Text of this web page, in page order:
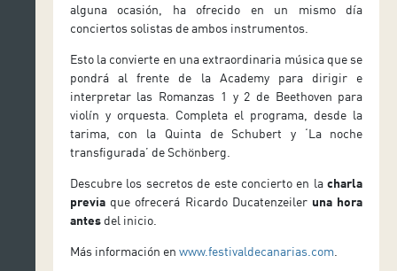
alguna ocasión, ha ofrecido en un mismo día
conciertos solistas de ambos instrumentos.
Esto la convierte en una extraordinaria música que se
pondrá al frente de la Academy para dirigir e
interpretar las Romanzas 1 y 2 de Beethoven para
violín y orquesta. Completa el programa, desde la
tarima, con la Quinta de Schubert y ‘La noche
transfigurada’ de Schönberg.
Descubre los secretos de este concierto en lacharla
previaque ofrecerá Ricardo Ducatenzeiler una hora
antesdel inicio.
Más información en www.festivaldecanarias.com